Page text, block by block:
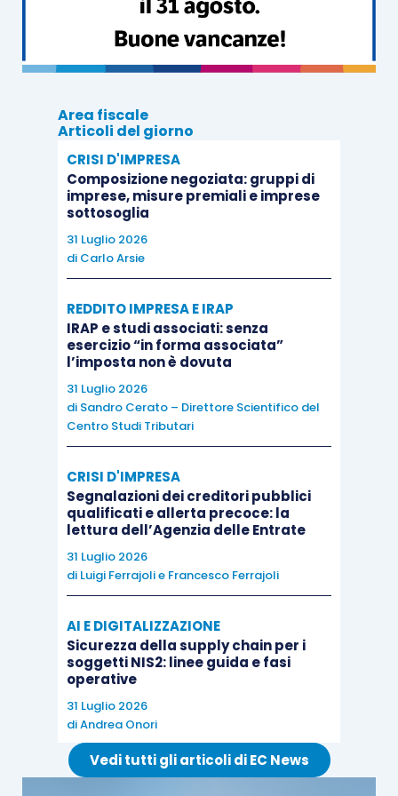
nel rimodellare le istituzioni di governo,
stabilendo e interpretando le regole dei mercati
finanziari, e l’impostazione giuridica, contabile
professionali. L’analisi accademica degli studi
professionali può offrire interessanti spunti
rispetto alle sfide contemporanee che le
organizzazioni affrontano all’interno
dell’economia della conoscenza, e approfondire la
comprensione delle organizzazioni più
convenzionali. Nonostante la loro importanza,
tempo rimasti molto in ombra nell’ambito della
ricerca organizzativa e gestionale.
L’Oxford Handbook of Professional Service Firms
segna il raggiungimento della maturità per la
ricerca sugli studi professionali, offrendo
un’esplorazione completa e integrata della ricerca
attuale e del pensiero sugli studi professionali,
con contributi di studiosi di fama internazionale
nel campo degli studi organizzativi e gestionali.
prospettive empiriche e teoriche, il manuale offre
moltispunti importanti nelle sfide
contemporanee delle aziende e degli studi
nell’economia della conoscenza
nuove linee di indagine che potrebbero far
ulteriormente luce sulle attività e le prestazioni
Area fiscale
Articoli del giorno
CRISI D'IMPRESA
Composizione negoziata: gruppi di
imprese, misure premiali e imprese
sottosoglia
31 Luglio 2026
di Carlo Arsie
REDDITO IMPRESA E IRAP
IRAP e studi associati: senza
esercizio “in forma associata”
l’imposta non è dovuta
31 Luglio 2026
di Sandro Cerato – Direttore Scientifico del
Centro Studi Tributari
CRISI D'IMPRESA
Segnalazioni dei creditori pubblici
qualificati e allerta precoce: la
lettura dell’Agenzia delle Entrate
31 Luglio 2026
di Luigi Ferrajolie Francesco Ferrajoli
AI E DIGITALIZZAZIONE
Sicurezza della supply chain per i
soggetti NIS2: linee guida e fasi
operative
31 Luglio 2026
diAndrea Onori
Vedi tutti gli articoli di EC News